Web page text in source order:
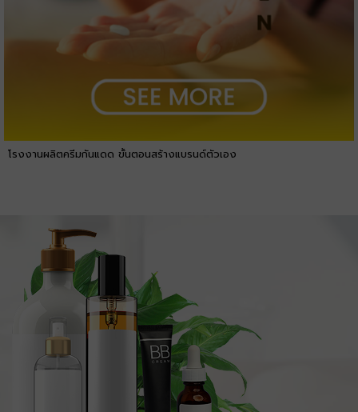
โรงงานผลิตครีมกันแดด ขั้นตอนสร้างแบรนด์ตัวเอง